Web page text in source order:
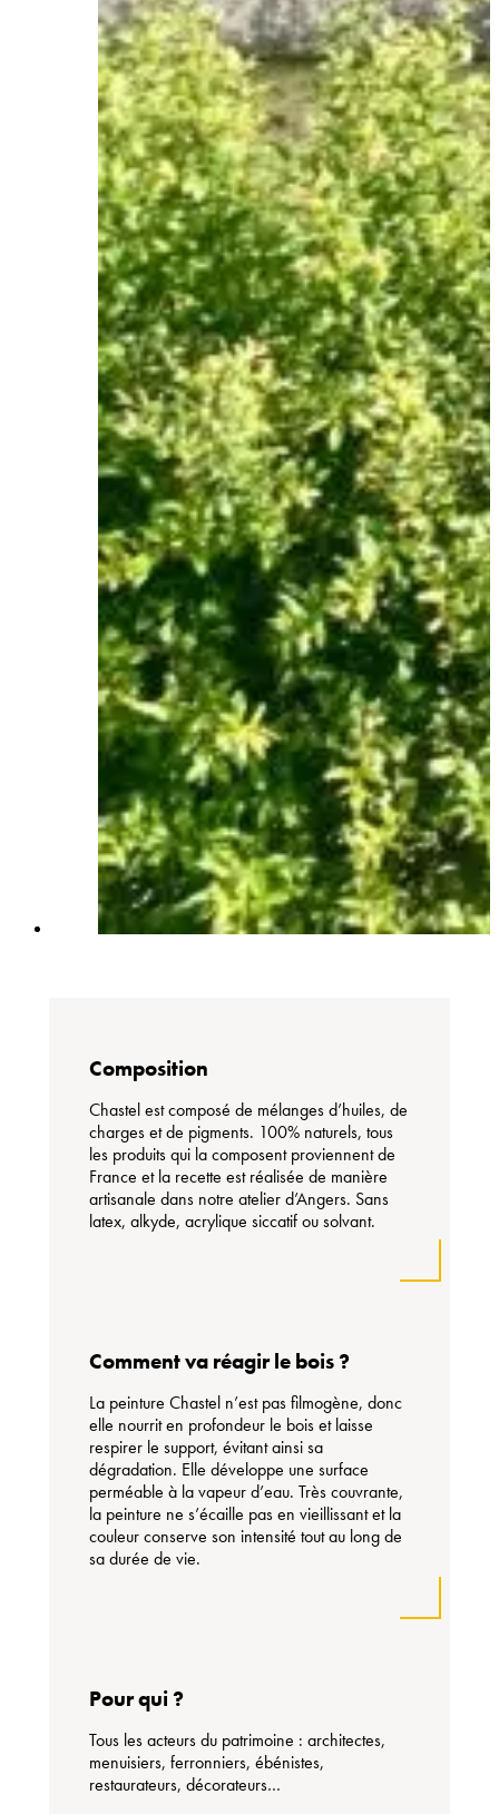
Composition
Chastel est composé de mélanges d’huiles, de
charges et de pigments. 100% naturels, tous
les produits qui la composent proviennent de
France et la recette est réalisée de manière
artisanale dans notre atelier d’Angers. Sans
latex, alkyde, acrylique siccatif ou solvant.
Comment va réagir le bois ?
La peinture Chastel n’est pas filmogène, donc
elle nourrit en profondeur le bois et laisse
respirer le support, évitant ainsi sa
dégradation. Elle développe une surface
perméable à la vapeur d’eau. Très couvrante,
la peinture ne s’écaille pas en vieillissant et la
couleur conserve son intensité tout au long de
sa durée de vie.
Pour qui ?
Tous les acteurs du patrimoine : architectes,
menuisiers, ferronniers, ébénistes,
restaurateurs, décorateurs…